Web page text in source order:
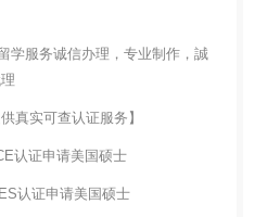
学服务诚信办理，专业制作，誠
供真实可查认证服务】
认证申请美国硕士
认证申请美国硕士